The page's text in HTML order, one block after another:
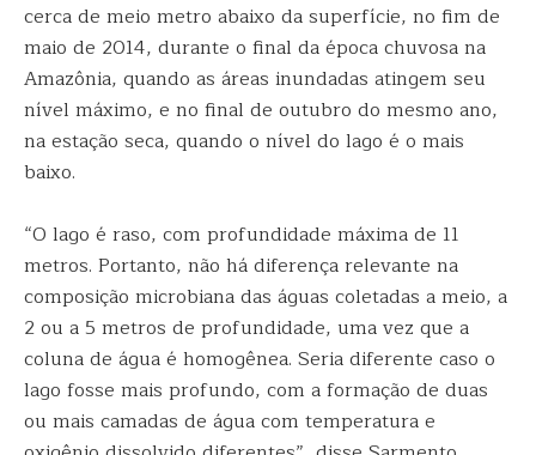
cerca de meio metro abaixo da superfície, no fim de
maio de 2014, durante o final da época chuvosa na
Amazônia, quando as áreas inundadas atingem seu
nível máximo, e no final de outubro do mesmo ano,
na estação seca, quando o nível do lago é o mais
baixo.
“O lago é raso, com profundidade máxima de 11
metros. Portanto, não há diferença relevante na
composição microbiana das águas coletadas a meio, a
2 ou a 5 metros de profundidade, uma vez que a
coluna de água é homogênea. Seria diferente caso o
lago fosse mais profundo, com a formação de duas
ou mais camadas de água com temperatura e